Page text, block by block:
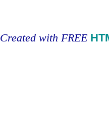
Created with FREE